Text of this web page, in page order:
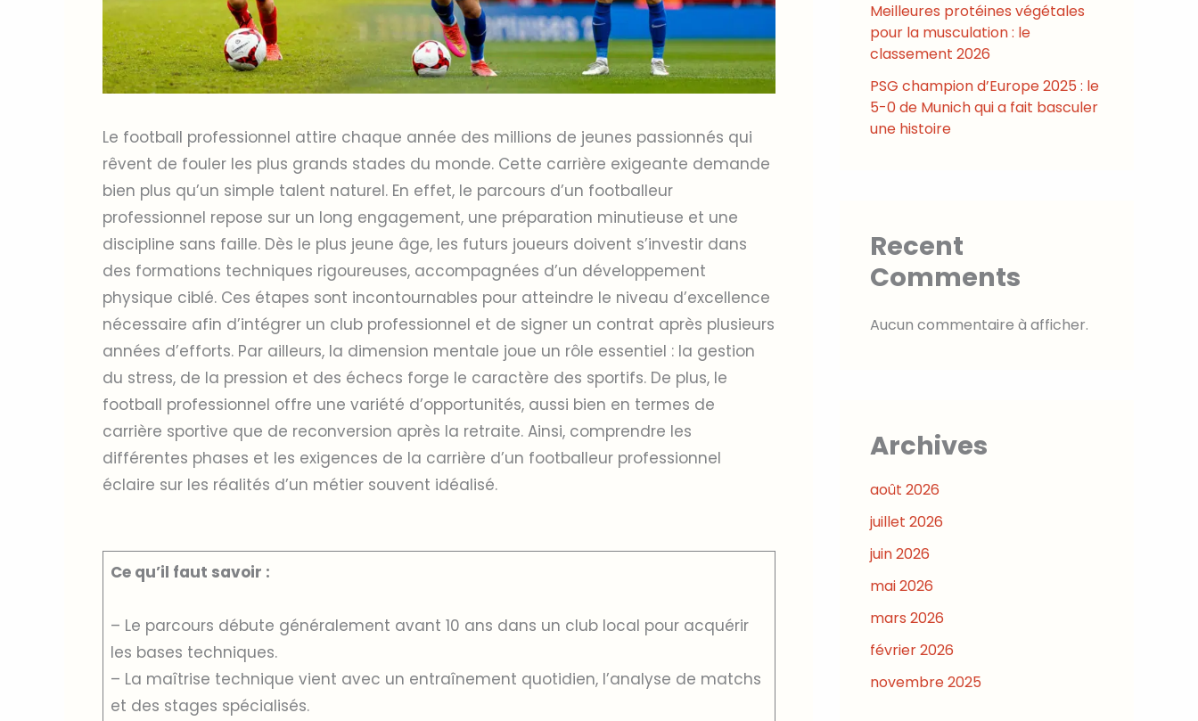
Le football professionnel attire chaque année des millions de jeunes passionnés qui
rêvent de fouler les plus grands stades du monde. Cette carrière exigeante demande
bien plus qu’un simple talent naturel. En effet, le parcours d’un footballeur
professionnel repose sur un long engagement, une préparation minutieuse et une
discipline sans faille. Dès le plus jeune âge, les futurs joueurs doivent s’investir dans
des formations techniques rigoureuses, accompagnées d’un développement
physique ciblé. Ces étapes sont incontournables pour atteindre le niveau d’excellence
nécessaire afin d’intégrer un club professionnel et de signer un contrat après plusieurs
années d’efforts. Par ailleurs, la dimension mentale joue un rôle essentiel : la gestion
du stress, de la pression et des échecs forge le caractère des sportifs. De plus, le
football professionnel offre une variété d’opportunités, aussi bien en termes de
carrière sportive que de reconversion après la retraite. Ainsi, comprendre les
différentes phases et les exigences de la carrière d’un footballeur professionnel
éclaire sur les réalités d’un métier souvent idéalisé.
Ce qu’il faut savoir :
– Le parcours débute généralement avant 10 ans dans un club local pour acquérir
les bases techniques.
– La maîtrise technique vient avec un entraînement quotidien, l’analyse de matchs
et des stages spécialisés.
Meilleures protéines végétales
pour la musculation : le
classement 2026
PSG champion d’Europe 2025 : le
5-0 de Munich qui a fait basculer
une histoire
Recent
Comments
Aucun commentaire à afficher.
Archives
août 2026
juillet 2026
juin 2026
mai 2026
mars 2026
février 2026
novembre 2025